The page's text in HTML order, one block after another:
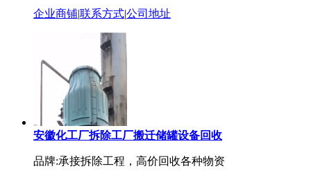
企业商铺|联系方式|公司地址
安徽化工厂拆除工厂搬迁储罐设备回收
品牌:承接拆除工程，高价回收各种物资